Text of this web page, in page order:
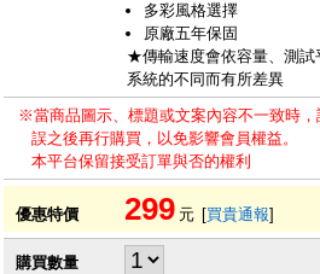
多彩風格選擇
原廠五年保固
★傳輸速度會依容量、測試
系統的不同而有所差異
※當商品圖示、標題或文案內容不一致時
誤之後再行購買，以免影響會員權益。
本平台保留接受訂單與否的權利
優惠特價 299 元 [買貴通報]
購買數量